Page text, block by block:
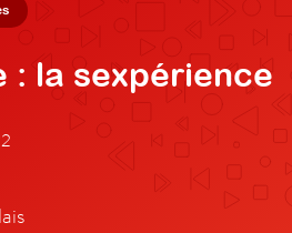
: la sexpérience